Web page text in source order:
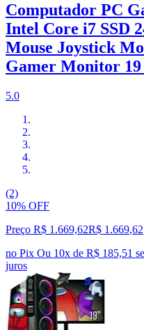
Computador PC
Intel Core i7 SSD
Mouse Joystick
Gamer Monitor
5.0
(2)
10% OFF
Preço R$ 1.669,62R$ 1.669,62
no Pix Ou 10x de R$ 185,51
juros